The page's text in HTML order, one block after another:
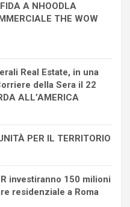
A NHOODLA
THE WOW
Real Estate, in una
della Sera il 22
ALL’AMERICA
PER IL TERRITORIO
investiranno 150 milioni
residenziale a Roma